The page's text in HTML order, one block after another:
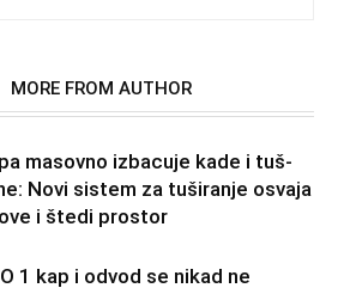
MORE FROM AUTHOR
masovno izbacuje kade i tuš-
Novi sistem za tuširanje osvaja
i štedi prostor
1 kap i odvod se nikad ne